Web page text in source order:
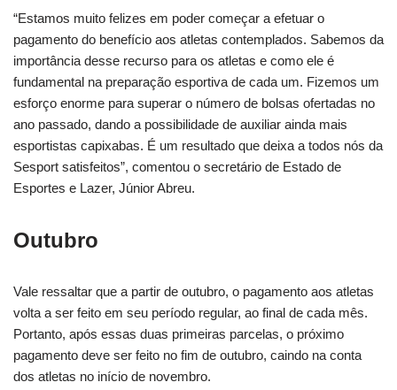
“Estamos muito felizes em poder começar a efetuar o
pagamento do benefício aos atletas contemplados. Sabemos da
importância desse recurso para os atletas e como ele é
fundamental na preparação esportiva de cada um. Fizemos um
esforço enorme para superar o número de bolsas ofertadas no
ano passado, dando a possibilidade de auxiliar ainda mais
esportistas capixabas. É um resultado que deixa a todos nós da
Sesport satisfeitos”, comentou o secretário de Estado de
Esportes e Lazer, Júnior Abreu.
Outubro
Vale ressaltar que a partir de outubro, o pagamento aos atletas
volta a ser feito em seu período regular, ao final de cada mês.
Portanto, após essas duas primeiras parcelas, o próximo
pagamento deve ser feito no fim de outubro, caindo na conta
dos atletas no início de novembro.